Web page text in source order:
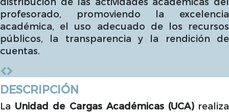
profesorado, promoviendo la excelencia
académica, el uso adecuado de los recursos
públicos, la transparencia y la rendición de
cuentas.
DESCRIPCIÓN
La Unidad de Cargas Académicas (UCA)realiza